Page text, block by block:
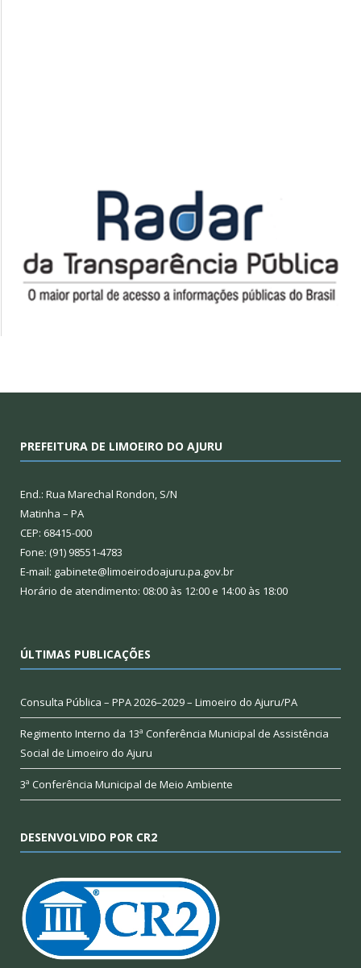
PREFEITURA DE LIMOEIRO DO AJURU
End.: Rua Marechal Rondon, S/N
Matinha – PA
CEP: 68415-000
Fone: (91) 98551-4783
E-mail: gabinete@limoeirodoajuru.pa.gov.br
Horário de atendimento: 08:00 às 12:00 e 14:00 às 18:00
ÚLTIMAS PUBLICAÇÕES
Consulta Pública – PPA 2026–2029 – Limoeiro do Ajuru/PA
Regimento Interno da 13ª Conferência Municipal de Assistência
Social de Limoeiro do Ajuru
3ª Conferência Municipal de Meio Ambiente
DESENVOLVIDO POR CR2